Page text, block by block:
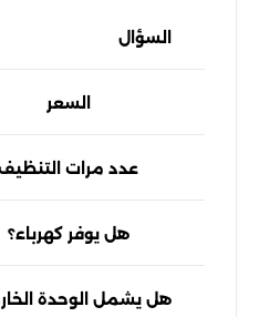
السؤال
السعر
عدد مرات
هل يوفر كهرباء؟
هل يشمل الوحدة